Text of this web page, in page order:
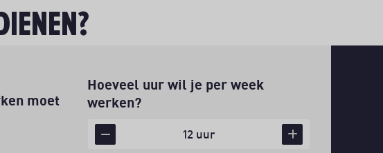
moet
Hoeveel uur wil je per week
werken?
Uren per week
12 uur